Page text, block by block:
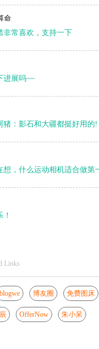
命
非常喜欢，支持一下
进展吗~~
猪：影石和大疆都挺好用的!
想，什么运动相机适合做第
Links
blogwe 博友圈 免费图床
OfferNow 朱小呆